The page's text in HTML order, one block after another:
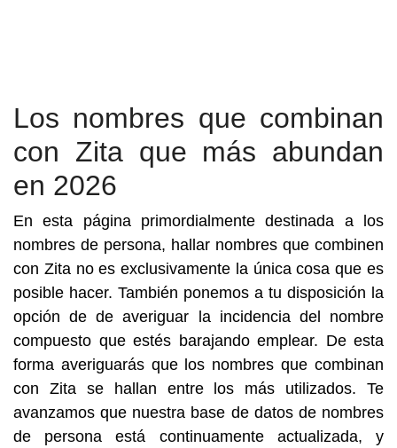
Los nombres que combinan
con Zita que más abundan
en 2026
En esta página primordialmente destinada a los
nombres de persona, hallar nombres que combinen
con Zita no es exclusivamente la única cosa que es
posible hacer. También ponemos a tu disposición la
opción de de averiguar la incidencia del nombre
compuesto que estés barajando emplear. De esta
forma averiguarás que los nombres que combinan
con Zita se hallan entre los más utilizados. Te
avanzamos que nuestra base de datos de nombres
de persona está continuamente actualizada, y